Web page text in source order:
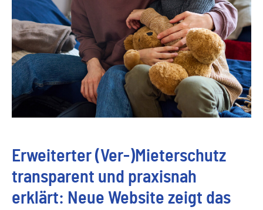
Erweiterter (Ver-)Mieterschutz
transparent und praxisnah
erklärt: Neue Website zeigt das